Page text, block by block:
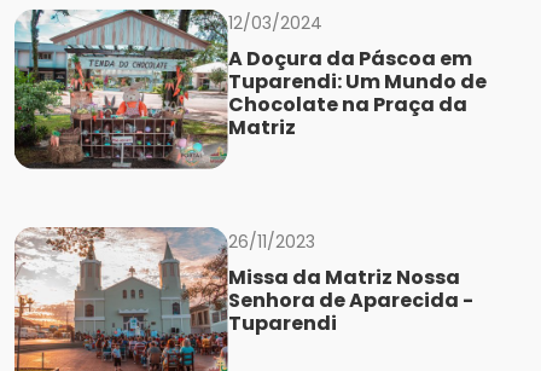
12/03/2024
A Doçura da Páscoa em
Tuparendi: Um Mundo de
Chocolate na Praça da
Matriz
26/11/2023
Missa da Matriz Nossa
Senhora de Aparecida -
Tuparendi